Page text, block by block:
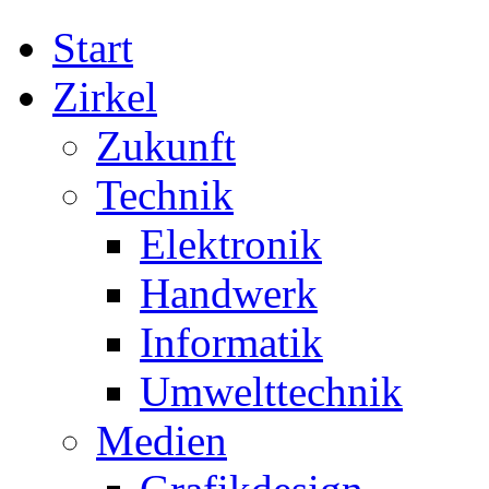
Start
Zirkel
Zukunft
Technik
Elektronik
Handwerk
Informatik
Umwelttechnik
Medien